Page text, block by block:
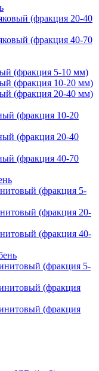
(фракция 20-40
(фракция 40-70
(фракция 5-10 мм)
(фракция 10-20 мм)
(фракция 20-40 мм)
(фракция 10-20
(фракция 20-40
(фракция 40-70
(фракция 5-
(фракция 20-
(фракция 40-
(фракция 5-
(фракция
(фракция